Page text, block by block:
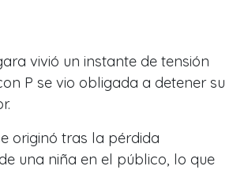
vivió un instante de tensión
P se vio obligada a detener su
originó tras la pérdida
una niña en el público, lo que